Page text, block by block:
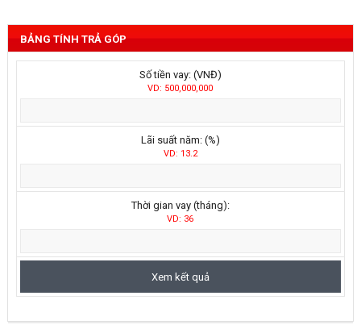
BẢNG TÍNH TRẢ GÓP
Số tiền vay: (VNĐ)
VD: 500,000,000
Lãi suất năm: (%)
VD: 13.2
Thời gian vay (tháng):
VD: 36